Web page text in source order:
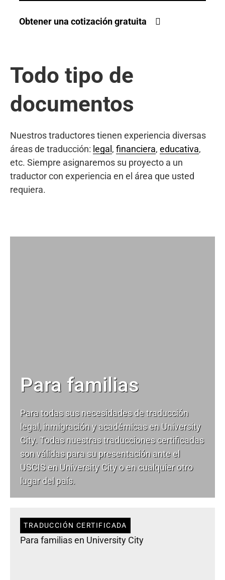
Obtener una cotización gratuita
Todo tipo de
documentos
Nuestros traductores tienen experiencia diversas
áreas de traducción: legal , financiera, educativa,
etc. Siempre asignaremos su proyecto a un
traductor con experiencia en el área que usted
requiera.
Para familias
Para todas sus necesidades detraducción
legal, inmigración y académicas en University
City. Todas nuestras traducciones certificadas
son válidas para su presentación ante el
USCIS en University City o en cualquier otro
lugar del país.
TRADUCCIÓN CERTIFICADA
Para familias en University City